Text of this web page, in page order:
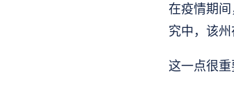
在疫情期
究中，该州
这一点很重